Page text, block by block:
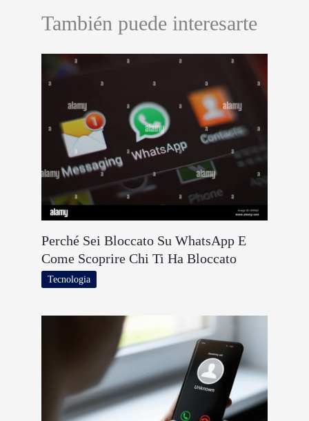
También puede interesarte
Perché Sei Bloccato Su WhatsApp E
Come Scoprire Chi Ti Ha Bloccato
Tecnologia